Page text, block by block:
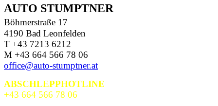
AUTO STUMPTNER
Böhmerstraße 17
4190 Bad Leonfelden
T +43 7213 6212
M +43 664 566 78 06
office@auto-stumptner.at
ABSCHLEPPHOTLINE
+43 664 566 78 06